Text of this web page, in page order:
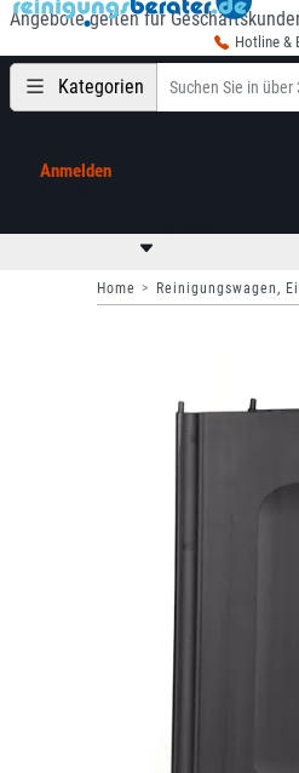
Angebote gelten für
Hotline &
Kategorien
Anmelden
Home Reinigungswagen,